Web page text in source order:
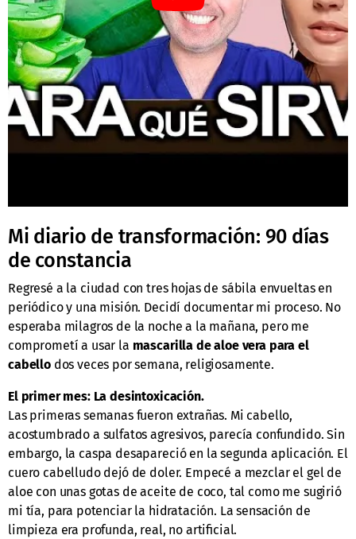
Mi diario de transformación: 90 días
de constancia
Regresé a la ciudad con tres hojas de sábila envueltas en
periódico y una misión. Decidí documentar mi proceso. No
esperaba milagros de la noche a la mañana, pero me
comprometí a usar la mascarilla de aloe vera para el
cabellodos veces por semana, religiosamente.
El primer mes: La desintoxicación.
Las primeras semanas fueron extrañas. Mi cabello,
acostumbrado a sulfatos agresivos, parecía confundido. Sin
embargo, la caspa desapareció en la segunda aplicación. El
cuero cabelludo dejó de doler. Empecé a mezclar el gel de
aloe con unas gotas de aceite de coco, tal como me sugirió
mi tía, para potenciar la hidratación. La sensación de
limpieza era profunda, real, no artificial.